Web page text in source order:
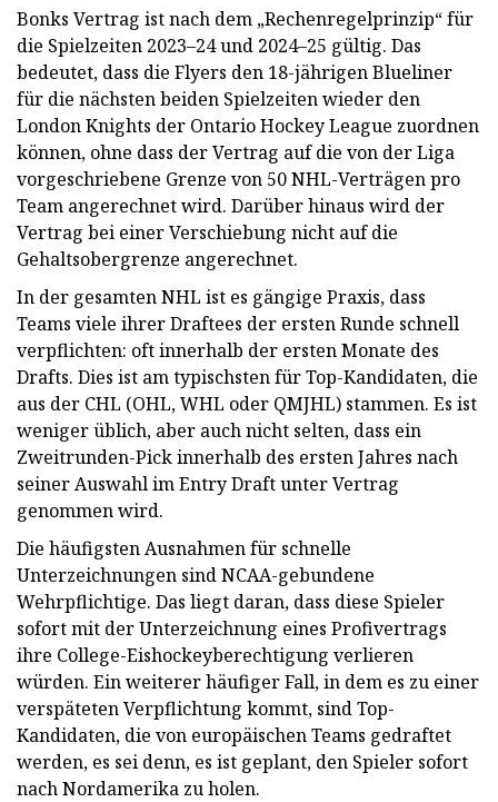
Bonks Vertrag ist nach dem „Rechenregelprinzip“ für
die Spielzeiten 2023–24 und 2024–25 gültig. Das
bedeutet, dass die Flyers den 18-jährigen Blueliner
für die nächsten beiden Spielzeiten wieder den
London Knights der Ontario Hockey League zuordnen
können, ohne dass der Vertrag auf die von der Liga
vorgeschriebene Grenze von 50 NHL-Verträgen pro
Team angerechnet wird. Darüber hinaus wird der
Vertrag bei einer Verschiebung nicht auf die
Gehaltsobergrenze angerechnet.
In der gesamten NHL ist es gängige Praxis, dass
Teams viele ihrer Draftees der ersten Runde schnell
verpflichten: oft innerhalb der ersten Monate des
Drafts. Dies ist am typischsten für Top-Kandidaten, die
aus der CHL (OHL, WHL oder QMJHL) stammen. Es ist
weniger üblich, aber auch nicht selten, dass ein
Zweitrunden-Pick innerhalb des ersten Jahres nach
seiner Auswahl im Entry Draft unter Vertrag
genommen wird.
Die häufigsten Ausnahmen für schnelle
Unterzeichnungen sind NCAA-gebundene
Wehrpflichtige. Das liegt daran, dass diese Spieler
sofort mit der Unterzeichnung eines Profivertrags
ihre College-Eishockeyberechtigung verlieren
würden. Ein weiterer häufiger Fall, in dem es zu einer
verspäteten Verpflichtung kommt, sind Top-
Kandidaten, die von europäischen Teams gedraftet
werden, es sei denn, es ist geplant, den Spieler sofort
nach Nordamerika zu holen.